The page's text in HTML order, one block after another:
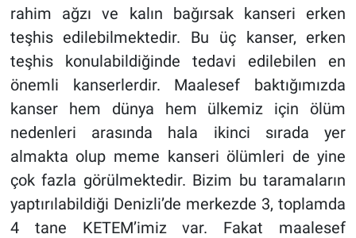
rahim ağzı ve kalın bağırsak kanseri erken
teşhis edilebilmektedir. Bu üç kanser, erken
teşhis konulabildiğinde tedavi edilebilen en
önemli kanserlerdir. Maalesef baktığımızda
kanser hem dünya hem ülkemiz için ölüm
nedenleri arasında hala ikinci sırada yer
almakta olup meme kanseri ölümleri de yine
çok fazla görülmektedir. Bizim bu taramaların
yaptırılabildiği Denizli’de merkezde 3, toplamda
4 tane KETEM’imiz var. Fakat maalesef